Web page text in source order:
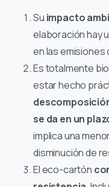
Su impacto
elaboración hay
en las emisiones
Es totalmente
estar hecho
se da en un
implica una
disminución de
El eco-cartón